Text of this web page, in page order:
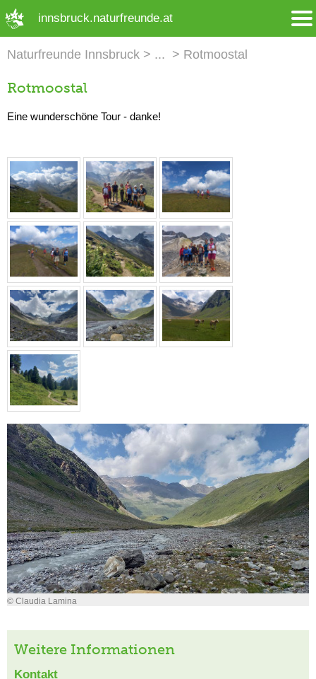
innsbruck.naturfreunde.at
Naturfreunde Innsbruck Rotmoostal
Rotmoostal
Eine wunderschöne Tour - danke!
© Claudia Lamina
Weitere Informationen
Kontakt